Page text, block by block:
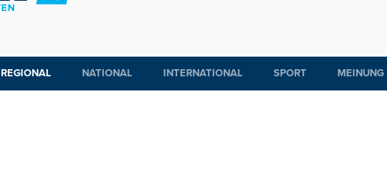
REGIONAL NATIONAL INTERNATIONAL SPORT MEINUNG